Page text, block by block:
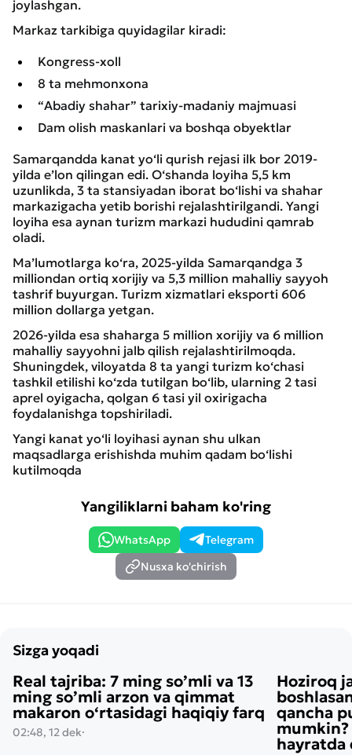
joylashgan.
Markaz tarkibiga quyidagilar kiradi:
Kongress-xoll
8 ta mehmonxona
“Abadiy shahar” tarixiy-madaniy majmuasi
Dam olish maskanlari va boshqa obyektlar
Samarqandda kanat yo‘li qurish rejasi ilk bor 2019-
yilda e’lon qilingan edi. O‘shanda loyiha 5,5 km
uzunlikda, 3 ta stansiyadan iborat bo‘lishi va shahar
markazigacha yetib borishi rejalashtirilgandi. Yangi
loyiha esa aynan turizm markazi hududini qamrab
oladi.
Ma’lumotlarga ko‘ra, 2025-yilda Samarqandga 3
milliondan ortiq xorijiy va 5,3 million mahalliy sayyoh
tashrif buyurgan. Turizm xizmatlari eksporti 606
million dollarga yetgan.
2026-yilda esa shaharga 5 million xorijiy va 6 million
mahalliy sayyohni jalb qilish rejalashtirilmoqda.
Shuningdek, viloyatda 8 ta yangi turizm ko‘chasi
tashkil etilishi ko‘zda tutilgan bo‘lib, ularning 2 tasi
aprel oyigacha, qolgan 6 tasi yil oxirigacha
foydalanishga topshiriladi.
Yangi kanat yo‘li loyihasi aynan shu ulkan
maqsadlarga erishishda muhim qadam bo‘lishi
kutilmoqda
Yangiliklarni baham ko'ring
WhatsApp
Telegram
Nusxa ko'chirish
Sizga yoqadi
Real tajriba: 7 ming so’mli va 13
ming so’mli arzon va qimmat
makaron o‘rtasidagi haqiqiy farq
02:48, 12 dek·
Hoziroq
qancha
mumkin?
hayratda